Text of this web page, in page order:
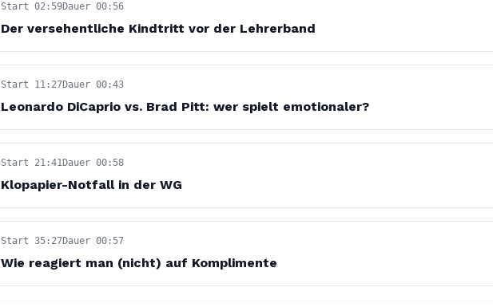
Start 02:59Dauer 00:56
Der versehentliche Kindtritt vor der Lehrerband
Start 11:27Dauer 00:43
Leonardo DiCaprio vs. Brad Pitt: wer spielt emotionaler?
Start 21:41Dauer 00:58
Klopapier-Notfall in der WG
Start 35:27Dauer 00:57
Wie reagiert man (nicht) auf Komplimente